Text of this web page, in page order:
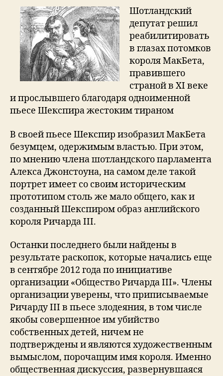
реабилитировать
МакБета
Шотландский
депутат решил
реабилитировать
в глазах потомков
короля МакБета,
правившего
страной в XI веке
и прослывшего благодаря одноименной
пьесе Шекспира жестоким тираном
В своей пьесе Шекспир изобразил МакБета
безумцем, одержимым властью. При этом,
по мнению члена шотландского парламента
Алекса Джонстоуна, на самом деле такой
портрет имеет со своим историческим
прототипом столь же мало общего, как и
созданный Шекспиром образ английского
короля Ричарда III.
Останки последнего были найдены в
результате раскопок, которые начались еще
в сентябре 2012 года по инициативе
организации «Общество Ричарда III». Члены
организации уверены, что приписываемые
Ричарду III в пьесе злодеяния, в том числе
якобы совершенное им убийство
собственных детей, ничем не
подтверждены и являются художественным
вымыслом, порочащим имя короля. Именно
общественная дискуссия, развернувшаяся